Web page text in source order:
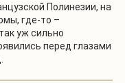
Полинезии, на
где-то –
уж сильно
перед глазами